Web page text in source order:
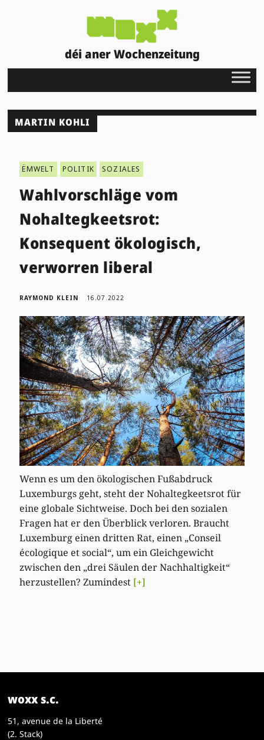
déi aner Wochenzeitung
MARTIN KOHLI
ËMWELT POLITIK SOZIALES
Wahlvorschläge vom
Nohaltegkeetsrot:
Konsequent ökologisch,
verworren liberal
RAYMOND KLEIN 16.07.2022
Wenn es um den ökologischen Fußabdruck
Luxemburgs geht, steht der Nohaltegkeetsrot für
eine globale Sichtweise. Doch bei den sozialen
Fragen hat er den Überblick verloren. Braucht
Luxemburg einen dritten Rat, einen „Conseil
écologique et social“, um ein Gleichgewicht
zwischen den „drei Säulen der Nachhaltigkeit“
herzustellen? Zumindest [+]
woxx s.c.
51, avenue de la Liberté
(2. Stack)